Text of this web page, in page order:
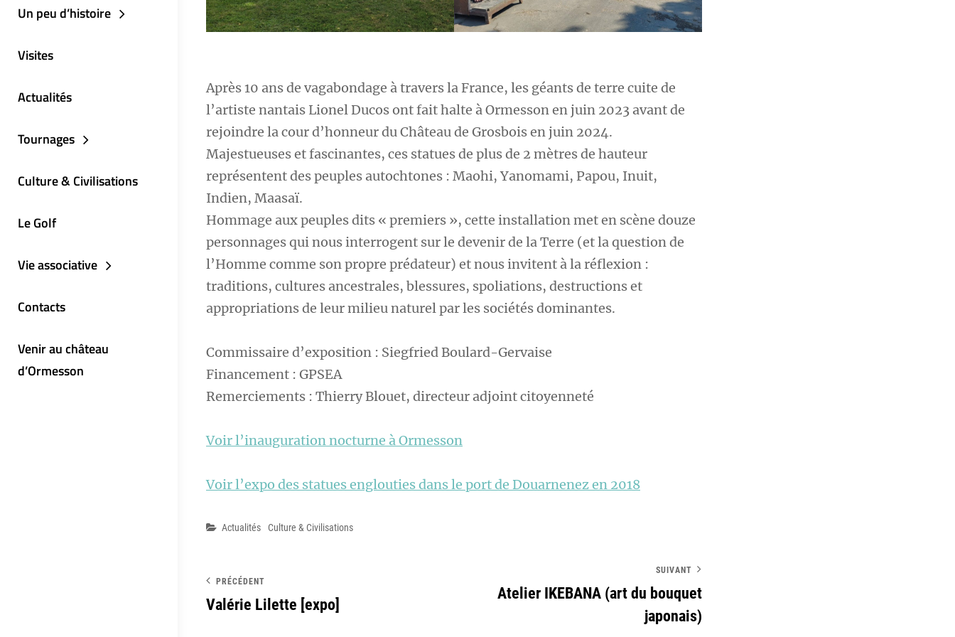
Un peu d’histoire
Visites
Actualités
Tournages
Culture & Civilisations
Le Golf
Vie associative
Contacts
Venir au château
d’Ormesson
Après 10 ans de vagabondage à travers la France, les géants de terre cuite de
l’artiste nantais Lionel Ducos ont fait halte à Ormesson en juin 2023 avant de
rejoindre la cour d’honneur du Château de Grosbois en juin 2024.
Majestueuses et fascinantes, ces statues de plus de 2 mètres de hauteur
représentent des peuples autochtones : Maohi, Yanomami, Papou, Inuit,
Indien, Maasaï.
Hommage aux peuples dits « premiers », cette installation met en scène douze
personnages qui nous interrogent sur le devenir de la Terre (et la question de
l’Homme comme son propre prédateur) et nous invitent à la réflexion :
traditions, cultures ancestrales, blessures, spoliations, destructions et
appropriations de leur milieu naturel par les sociétés dominantes.
Commissaire d’exposition : Siegfried Boulard-Gervaise
Financement : GPSEA
Remerciements : Thierry Blouet, directeur adjoint citoyenneté
Voir l’inauguration nocturne à Ormesson
Voir l’expo des statues englouties dans le port de Douarnenez en 2018
Catégories
Actualités Culture & Civilisations
PRÉCÉDENT
Valérie Lilette [expo]
SUIVANT
Atelier IKEBANA (art du bouquet
japonais)